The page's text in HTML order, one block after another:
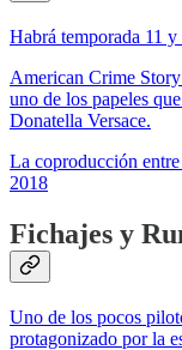
Habrá temporada 11
American Crime
uno de los papeles
Donatella Versace.
La coproducción
2018
Fichajes y
Uno de los pocos
protagonizado por la